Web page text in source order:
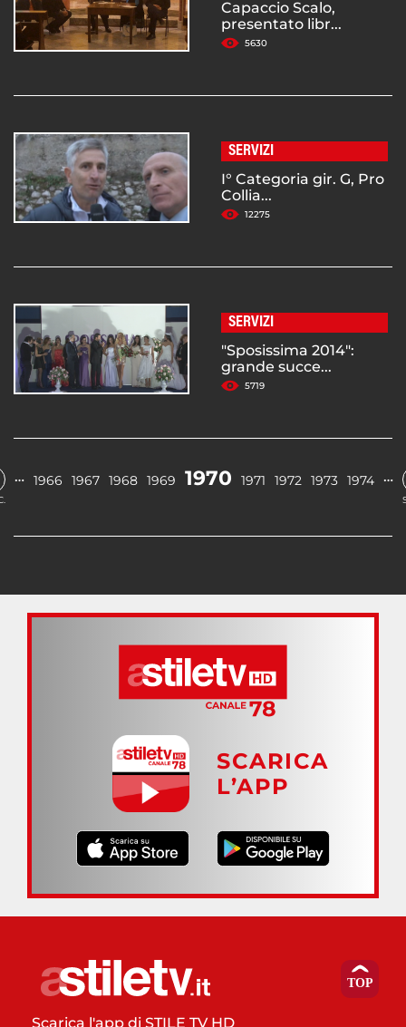
Capaccio Scalo,
presentato libr...
5630
SERVIZI
I° Categoria gir. G, Pro
Collia...
12275
SERVIZI
"Sposissima 2014":
grande succe...
5719
… 1966 1967 1968 1969 1970 1971 1972 1973 1974 …
SCARICA
L’APP
Scarica l'app di STILE TV HD